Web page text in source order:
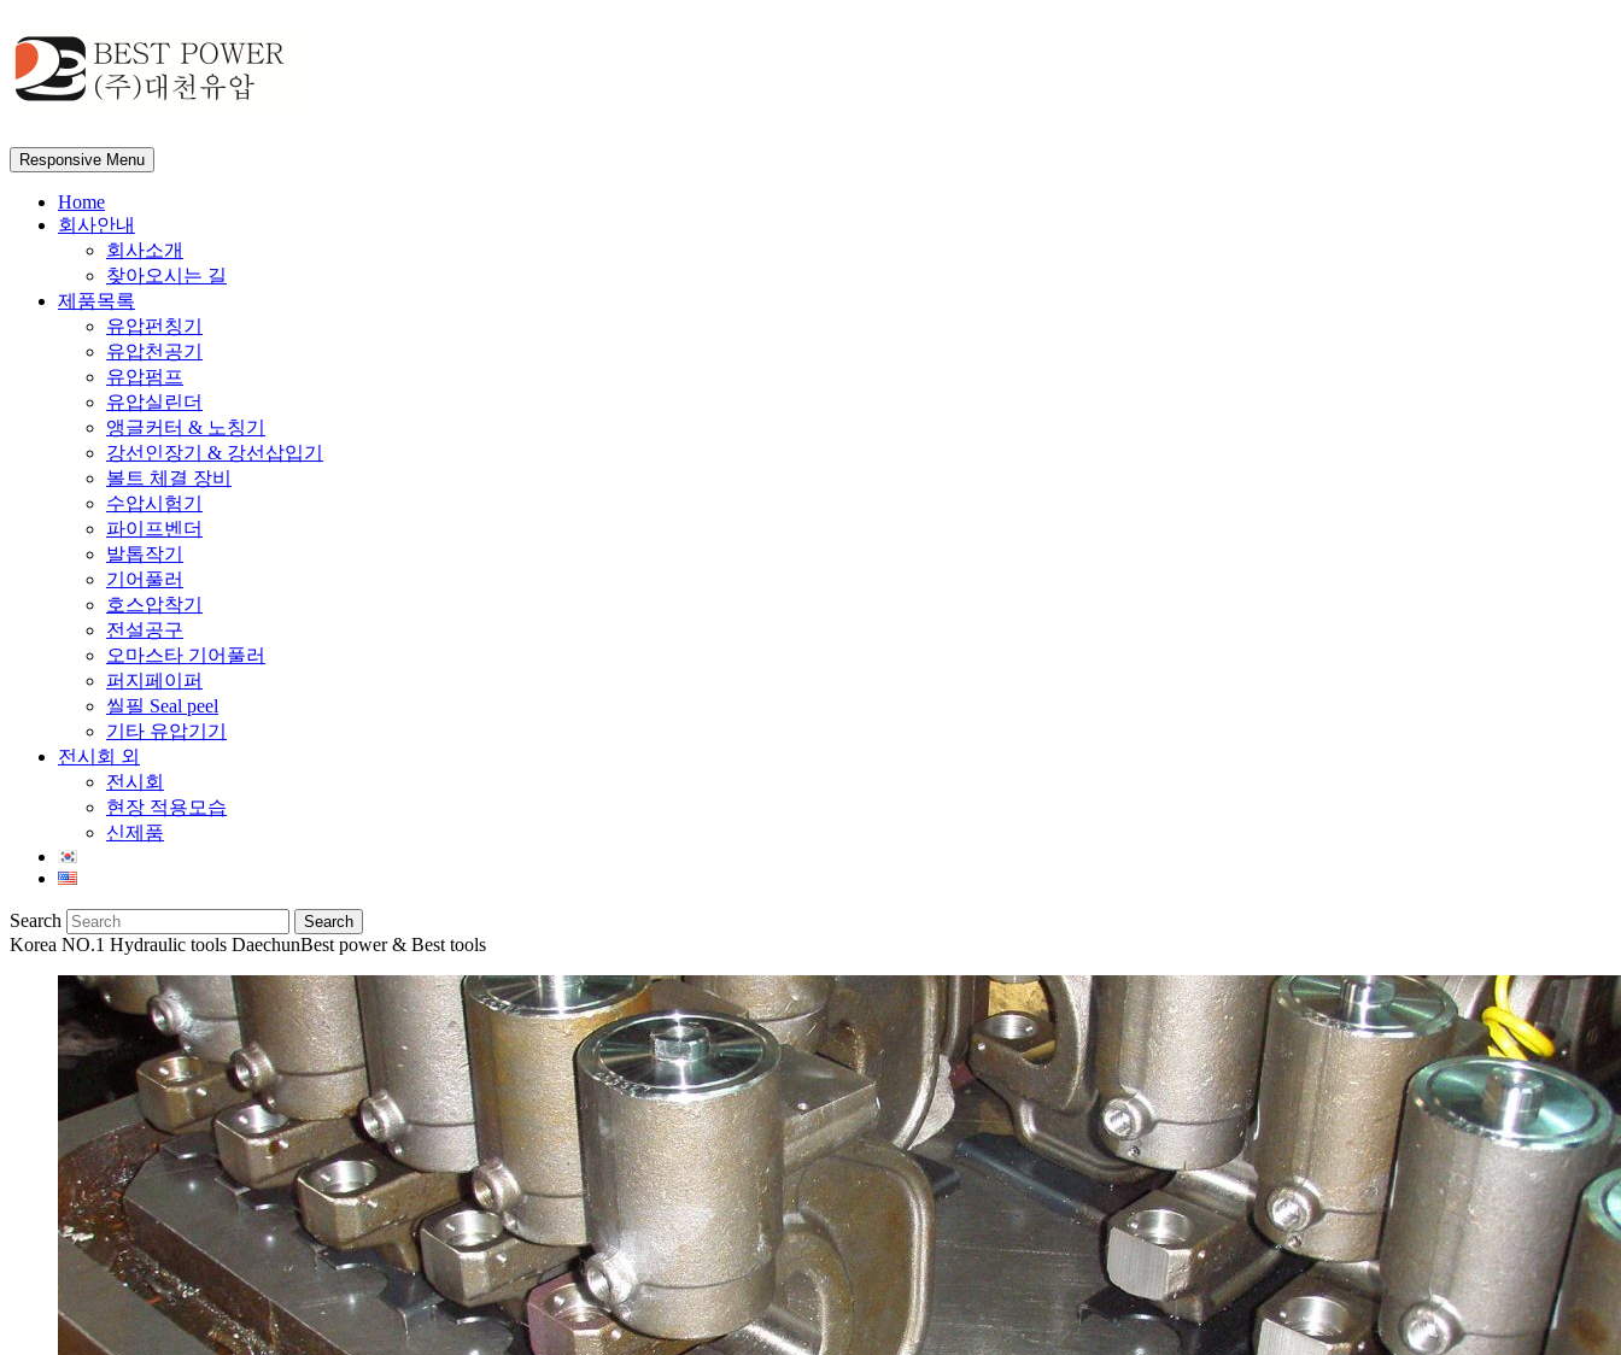
Responsive Menu
Home
회사안내
회사소개
찾아오시는 길
제품목록
유압펀칭기
유압천공기
유압펌프
유압실린더
앵글커터 & 노칭기
강선인장기 & 강선삽입기
볼트 체결 장비
수압시험기
파이프벤더
발톱작기
기어풀러
호스압착기
전설공구
오마스타 기어풀러
퍼지페이퍼
씰필 Seal peel
기타 유압기기
전시회 외
전시회
현장 적용모습
신제품
Search
Korea NO.1 Hydraulic tools DaechunBest power & Best tools